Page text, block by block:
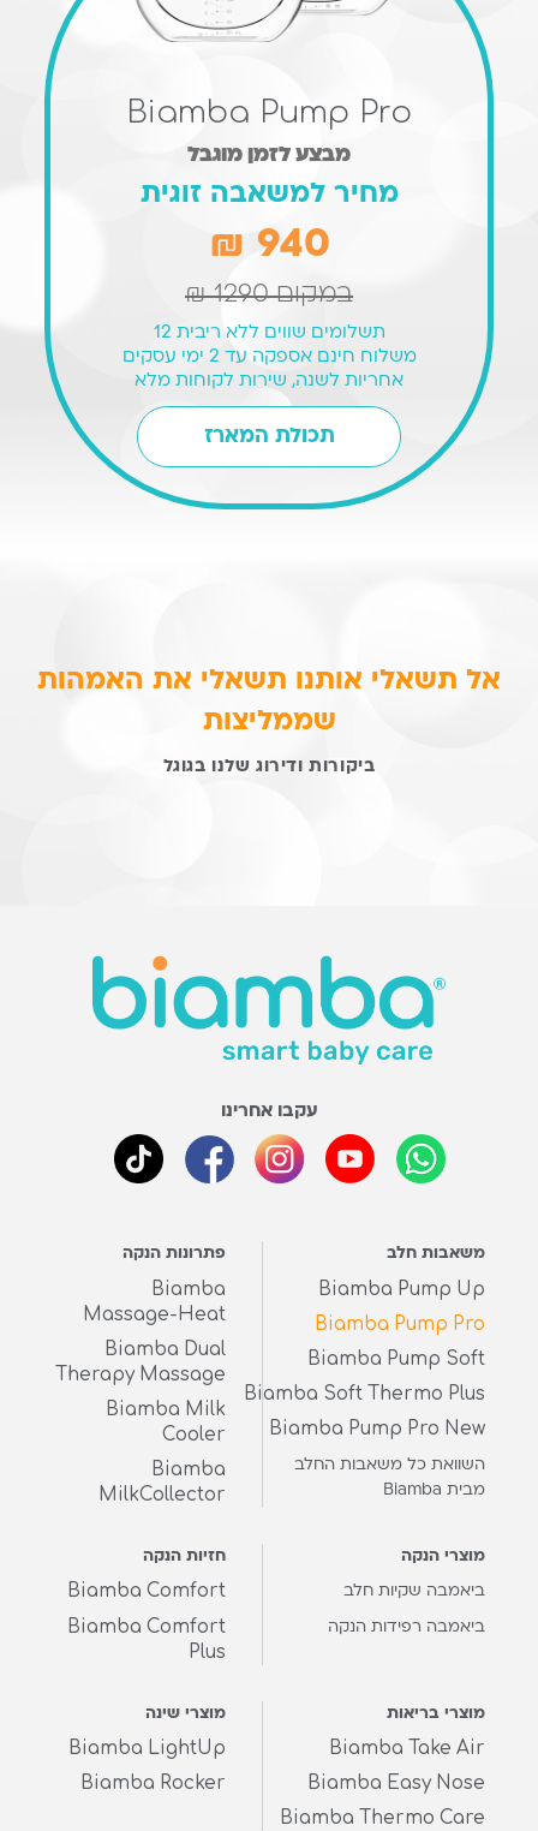
Biamba Pump Pro
מבצע לזמן מוגבל
מחיר למשאבה זוגית
940 ₪
במקום1290 ₪
תשלומים שווים ללא ריבית 12
משלוח חינם אספקה עד 2 ימי עסקים
אחריות לשנה, שירות לקוחות מלא
תכולת המארז
אל תשאלי אותנו תשאלי את האמהות
שממליצות
ביקורות ודירוג שלנו בגוגל
עקבו אחרינו
משאבות חלב
Biamba Pump Up
Biamba Pump Pro
Biamba Pump Soft
Biamba Soft Thermo Plus
Biamba Pump Pro New
השוואת כל משאבות החלב
מבית Biamba
פתרונות הנקה
Biamba
Massage-Heat
Biamba Dual
Therapy Massage
Biamba Milk
Cooler
Biamba
MilkCollector
מוצרי הנקה
ביאמבה שקיות חלב
ביאמבה רפידות הנקה
חזיות הנקה
Biamba Comfort
Biamba Comfort
Plus
מוצרי בריאות
Biamba Take Air
Biamba Easy Nose
Biamba Thermo Care
מוצרי שינה
Biamba LightUp
Biamba Rocker